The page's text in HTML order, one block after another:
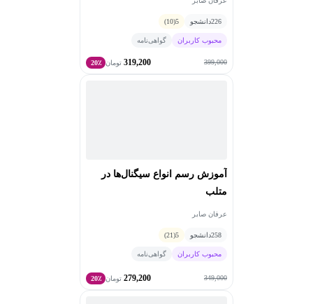
226دانشجو 5
(10)
محبوب کاربران گواهی‌نامه
399,000
319,200 تومان 20٪
آموزش رسم انواع سیگنال‌ها در
متلب
عرفان صابر
258دانشجو 5
(21)
محبوب کاربران گواهی‌نامه
349,000
279,200 تومان 20٪